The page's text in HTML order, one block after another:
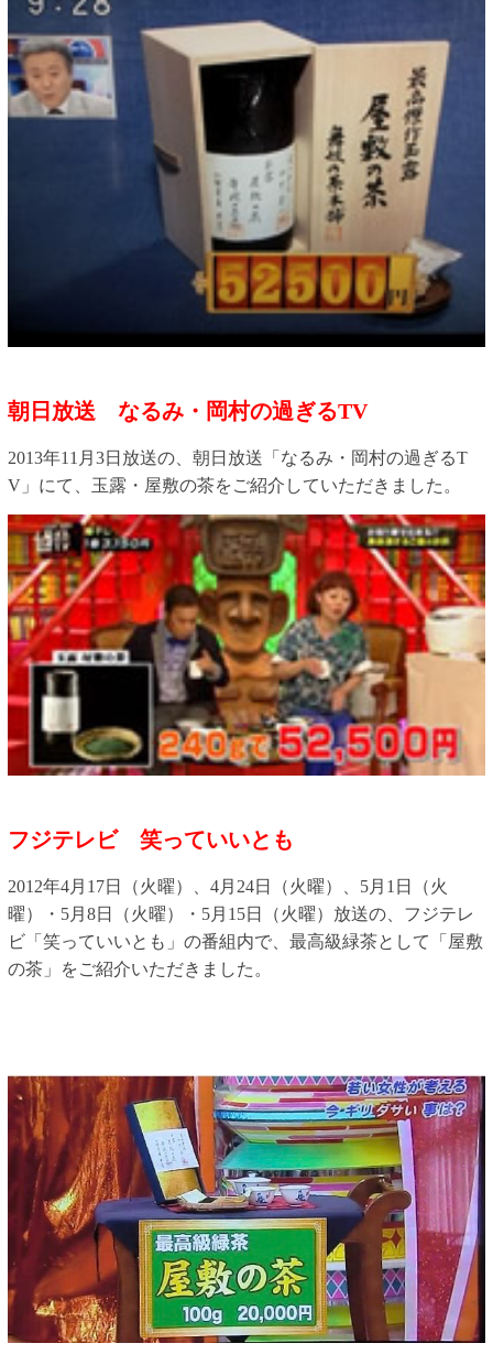
朝日放送 なるみ・岡村の過ぎるTV
2013年11月3日放送の、朝日放送「なるみ・岡村の過ぎるT
V」にて、玉露・屋敷の茶をご紹介していただきました。
フジテレビ 笑っていいとも
2012年4月17日（火曜）、4月24日（火曜）、5月1日（火
曜）・5月8日（火曜）・5月15日（火曜）放送の、フジテレ
ビ「笑っていいとも」の番組内で、最高級緑茶として「屋敷
の茶」をご紹介いただきました。